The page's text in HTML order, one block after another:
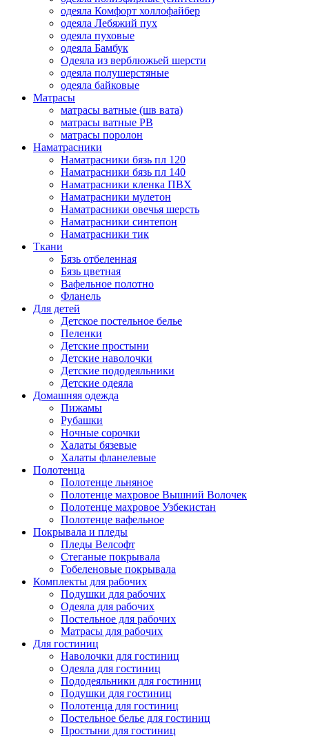
одеяла Комфорт холлофайбер
одеяла Лебяжий пух
одеяла пуховые
одеяла Бамбук
Одеяла из верблюжьей шерсти
одеяла полушерстяные
одеяла байковые
Матрасы
матрасы ватные (шв вата)
матрасы ватные РВ
матрасы поролон
Наматрасники
Наматрасники бязь пл 120
Наматрасники бязь пл 140
Наматрасники кленка ПВХ
Наматрасники мулетон
Наматрасники овечья шерсть
Наматрасники синтепон
Наматрасники тик
Ткани
Бязь отбеленная
Бязь цветная
Вафельное полотно
Фланель
Для детей
Детское постельное белье
Пеленки
Детские простыни
Детские наволочки
Детские пододеяльники
Детские одеяла
Домашняя одежда
Пижамы
Рубашки
Ночные сорочки
Халаты бязевые
Халаты фланелевые
Полотенца
Полотенце льняное
Полотенце махровое Вышний Волочек
Полотенце махровое Узбекистан
Полотенце вафельное
Покрывала и пледы
Пледы Велсофт
Стеганые покрывала
Гобеленовые покрывала
Комплекты для рабочих
Подушки для рабочих
Одеяла для рабочих
Постельное для рабочих
Матрасы для рабочих
Для гостиниц
Наволочки для гостиниц
Одеяла для гостиниц
Пододеяльники для гостиниц
Подушки для гостиниц
Полотенца для гостиниц
Постельное белье для гостиниц
Простыни для гостиниц